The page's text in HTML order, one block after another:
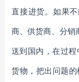
直接进货。如果
商、供货商、分销
送到国内，在过程
货物，把出问题